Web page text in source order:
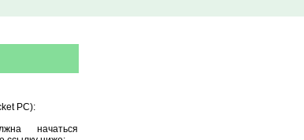
PC):
начаться